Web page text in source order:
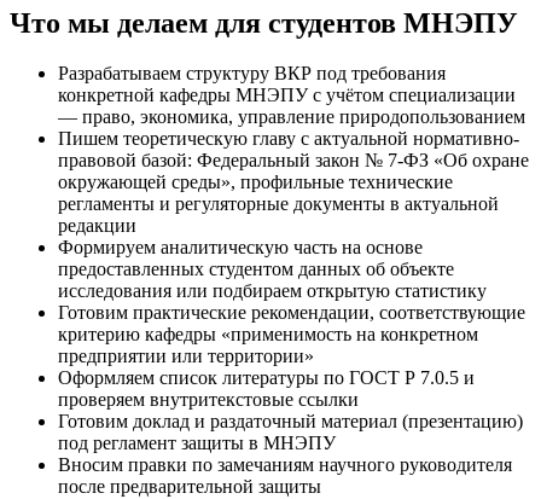
Что мы делаем для студентов МНЭПУ
Разрабатываем структуру ВКР под требования
конкретной кафедры МНЭПУ с учётом специализации
— право, экономика, управление природопользованием
Пишем теоретическую главу с актуальной нормативно-
правовой базой: Федеральный закон № 7-ФЗ «Об охране
окружающей среды», профильные технические
регламенты и регуляторные документы в актуальной
редакции
Формируем аналитическую часть на основе
предоставленных студентом данных об объекте
исследования или подбираем открытую статистику
Готовим практические рекомендации, соответствующие
критерию кафедры «применимость на конкретном
предприятии или территории»
Оформляем список литературы по ГОСТ Р 7.0.5 и
проверяем внутритекстовые ссылки
Готовим доклад и раздаточный материал (презентацию)
под регламент защиты в МНЭПУ
Вносим правки по замечаниям научного руководителя
после предварительной защиты